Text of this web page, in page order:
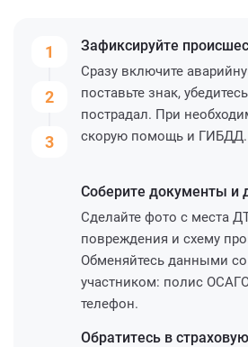
1
2
3
Зафиксируйте
Сразу включите
поставьте знак,
пострадал. При
скорую помощь и ГИБДД.
Соберите документы и
Сделайте фото с места
повреждения и схему
Обменяйтесь данными
участником: полис
телефон.
Обратитесь в страховую